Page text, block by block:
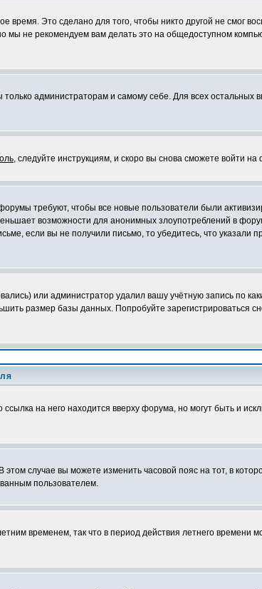
Это сделано для того, чтобы никто другой не смог
мы не рекомендуем вам делать это на общедоступном
только администраторам и самому себе. Для всех остальных
, следуйте инструкциям, и скоро вы снова сможете войти на
требуют, чтобы все новые пользователи были
возможности для анонимных злоупотреблений в
если вы не получили письмо, то убедитесь, что указали
или администратор удалил вашу учётную запись по
размер базы данных. Попробуйте зарегистрироваться
ссылка на него находится вверху форума, но могут быть и
случае вы можете изменить часовой пояс на тот, в
пользователем.
временем, так что в период действия летнего времени